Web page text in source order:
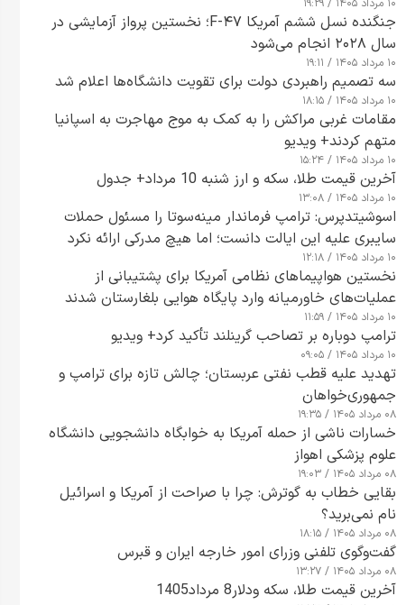
اقدام می‌زند
۱۰ مرداد ۱۴۰۵ / ۱۹:۲۹
جنگنده نسل ششم آمریکا F-۴۷؛ نخستین پرواز آزمایشی در
سال ۲۰۲۸ انجام می‌شود
۱۰ مرداد ۱۴۰۵ / ۱۹:۱۱
سه تصمیم راهبردی دولت برای تقویت دانشگاه‌ها اعلام شد
۱۰ مرداد ۱۴۰۵ / ۱۸:۱۵
مقامات غربی مراکش را به کمک به موج مهاجرت به اسپانیا
متهم کردند+ ویدیو
۱۰ مرداد ۱۴۰۵ / ۱۵:۲۴
آخرین قیمت طلا، سکه و ارز شنبه 10 مرداد+ جدول
۱۰ مرداد ۱۴۰۵ / ۱۳:۰۸
اسوشیتدپرس: ترامپ فرماندار مینه‌سوتا را مسئول حملات
سایبری علیه این ایالت دانست؛ اما هیچ مدرکی ارائه نکرد
۱۰ مرداد ۱۴۰۵ / ۱۲:۱۸
نخستین هواپیماهای نظامی آمریکا برای پشتیبانی از
عملیات‌های خاورمیانه وارد پایگاه هوایی بلغارستان شدند
۱۰ مرداد ۱۴۰۵ / ۱۱:۵۹
ترامپ دوباره بر تصاحب گرینلند تأکید کرد+ ویدیو
۱۰ مرداد ۱۴۰۵ / ۰۹:۰۵
تهدید علیه قطب نفتی عربستان؛ چالش تازه برای ترامپ و
جمهوری‌خواهان
۰۸ مرداد ۱۴۰۵ / ۱۹:۳۵
خسارات ناشی از حمله آمریکا به خوابگاه دانشجویی دانشگاه
علوم پزشکی اهواز
۰۸ مرداد ۱۴۰۵ / ۱۹:۰۳
بقایی خطاب به گوترش: چرا با صراحت از آمریکا و اسرائیل
نام نمی‌برید؟
۰۸ مرداد ۱۴۰۵ / ۱۸:۱۵
گفت‌وگوی تلفنی وزرای امور خارجه ایران و قبرس
۰۸ مرداد ۱۴۰۵ / ۱۳:۲۷
آخرین قیمت طلا، سکه ودلار8 مرداد1405